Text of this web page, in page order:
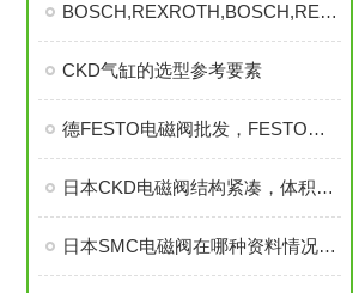
BOSCH,REXROTH,BOSCH,REXROTH,BOSCH,REXROTH
CKD气缸的选型参考要素
德FESTO电磁阀批发，FESTO电磁阀，FESTO电磁阀
日本CKD电磁阀结构紧凑，体积小巧，适用于安装空间有限的场合
日本SMC电磁阀在哪种资料情况下会造成密封的变质